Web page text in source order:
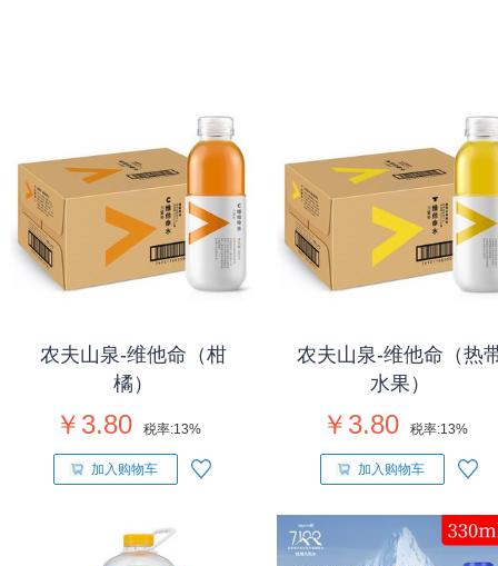
农夫山泉-维他命（柑
橘）
￥3.80 税率:13%
加入购物车
农夫山泉-维他命（热
水果）
￥3.80 税率:13%
加入购物车